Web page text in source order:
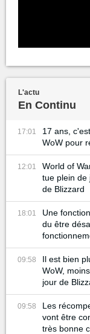
L'actu
En Continu
17:01
17 ans,
WoW pour
12:01
World of
tue plein de
de Blizzard
18:01
Une
du être
09:58
Il est bien
WoW,
jour de
09:58
Les
vont être
très bonne